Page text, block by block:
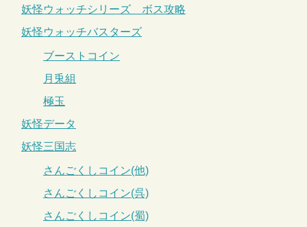
妖怪ウォッチシリーズ ボス攻略
妖怪ウォッチバスターズ
ブーストコイン
月兎組
極玉
妖怪データ
妖怪三国志
さんごくしコイン(他)
さんごくしコイン(呉)
さんごくしコイン(蜀)